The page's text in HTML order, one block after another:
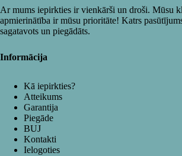
Ar mums iepirkties ir vienkārši un droši. Mūsu
apmierinātība ir mūsu prioritāte! Katrs
sagatavots un piegādāts.
Informācija
Kā iepirkties?
Atteikums
Garantija
Piegāde
BUJ
Kontakti
Ielogoties